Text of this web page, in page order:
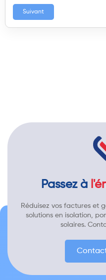
Suivant
Passez à
Réduisez vos factures et
solutions en isolation,
solaires.